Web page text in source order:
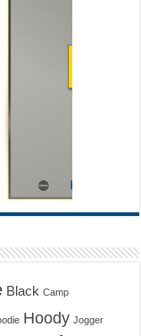
Black Camp
Hoody Jogger